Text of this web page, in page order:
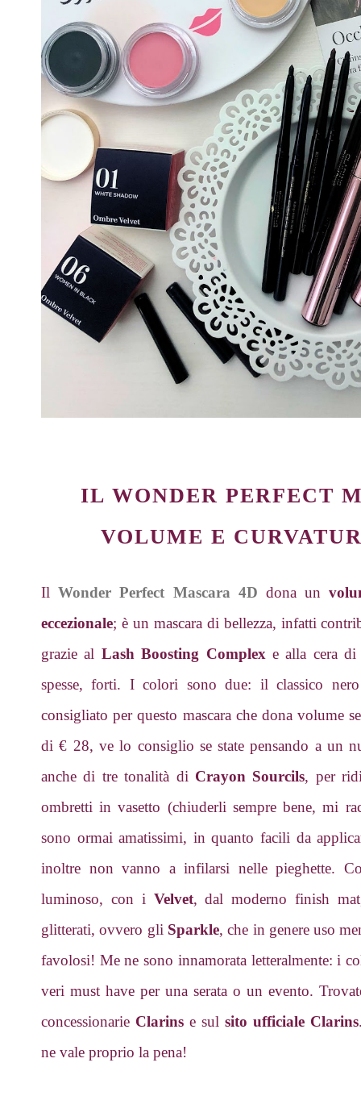
IL WONDER PERFECT
VOLUME E
IlWonder Perfect Mascara 4D dona un
eccezionale; è un mascara di bellezza, infatti
grazie al Lash Boosting Complex e alla cera
spesse, forti. I colori sono due: il classico
consigliato per questo mascara che dona volume
di € 28, ve lo consiglio se state pensando a un
anche di tre tonalità di Crayon Sourcils, per
ombretti in vasetto (chiuderli sempre bene, mi
sono ormai amatissimi, in quanto facili da
inoltre non vanno a infilarsi nelle pieghette.
luminoso, con i Velvet, dal moderno finish
glitterati, ovvero gli Sparkle, che in genere uso
favolosi! Me ne sono innamorata letteralmente: i
veri must have per una serata o un evento.
concessionarie Clarins e sul sito ufficiale Clarins
ne vale proprio la pena!